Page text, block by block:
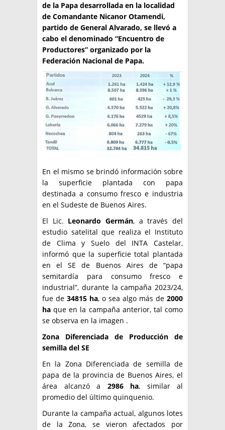
PRODUCCION
CLASIFICADOS
INTERES GENERAL
LA PAPA
RESOLUCIONES Y NORMATIVAS
ENLACES
ARGENPAPA
QUIENES SOMOS
CONTACTO
BUSCAR NOTICIAS
BUSCAR
de la Papa desarrollada en la localidad
de Comandante Nicanor Otamendi,
partido de General Alvarado, se llevó a
cabo el denominado “Encuentro de
Productores” organizado por la
Federación Nacional de Papa.
En el mismo se brindó información sobre
la superficie plantada con papa
destinada a consumo fresco e industria
en el Sudeste de Buenos Aires.
El Lic. Leonardo Germán, a través del
estudio satelital que realiza el Instituto
de Clima y Suelo del INTA Castelar,
informó que la superficie total plantada
en el SE de Buenos Aires de “papa
semitardía para consumo fresco e
industrial”, durante la campaña 2023/24,
fue de 34815 ha, o sea algo más de 2000
haque en la campaña anterior, tal como
se observa en la imagen .
Zona Diferenciada de Producción de
semilla del SE
En la Zona Diferenciada de semilla de
papa de la provincia de Buenos Aires, el
área alcanzó a 2986 ha, similar al
promedio del último quinquenio.
Durante la campaña actual, algunos lotes
de la Zona, se vieron afectados por